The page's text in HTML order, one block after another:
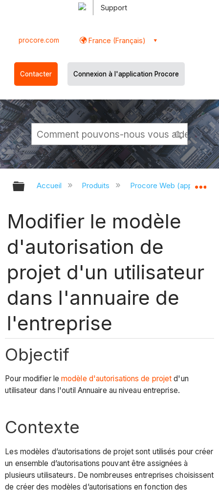
Support
procore.com France (Français)
Contacter Connexion à l'application Procore
Développer/réduire la hiérarchie
Accueil Produits Procore Web
Modifier le modèle
d'autorisation de
projet d'un utilisateur
dans l'annuaire de
l'entreprise
Objectif
Pour modifier lemodèle d'autorisations de projet d'un
utilisateur dans l'outil Annuaire au niveau entreprise.
Contexte
Les modèles d’autorisations de projet sont utilisés pour créer
un ensemble d’autorisations pouvant être assignées à
plusieurs utilisateurs. De nombreuses entreprises choisissent
de créer des modèles d’autorisations en fonction des